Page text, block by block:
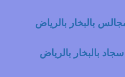
بالبخار بالرياض
بالبخار بالرياض